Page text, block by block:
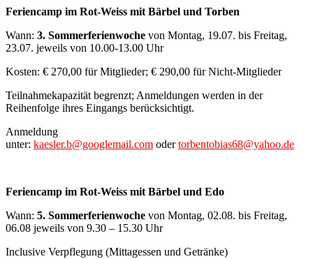
Feriencamp im Rot-Weiss mit Bärbel und Torben
Wann: 3. Sommerferienwoche von Montag, 19.07. bis Freitag,
23.07. jeweils von 10.00-13.00 Uhr
Kosten: € 270,00 für Mitglieder; € 290,00 für Nicht-Mitglieder
Teilnahmekapazität begrenzt; Anmeldungen werden in der
Reihenfolge ihres Eingangs berücksichtigt.
Anmeldung
unter: kaesler.b@googlemail.com odertorbentobias68@yahoo.de
Feriencamp im Rot-Weiss mit Bärbel und Edo
Wann: 5. Sommerferienwoche von Montag, 02.08. bis Freitag,
06.08 jeweils von 9.30 – 15.30 Uhr
Inclusive Verpflegung (Mittagessen und Getränke)